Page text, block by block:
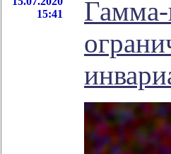
15:41
Гамма-